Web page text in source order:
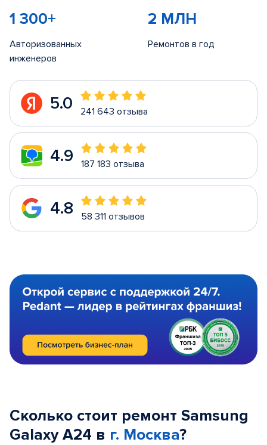
1 300+
Авторизованных
инженеров
2 МЛН
Ремонтов в год
5.0 241 643 отзыва
4.9 187 183 отзыва
4.8 58 311 отзывов
Сколько стоит ремонт Samsung
Galaxy A24 в г. Москва?